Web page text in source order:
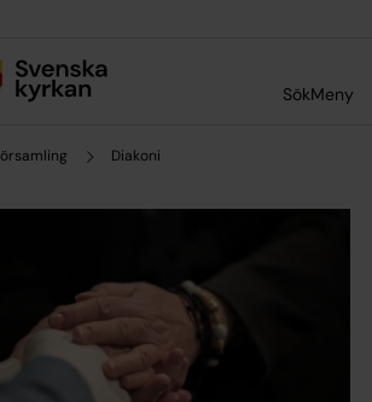
SökMeny
Diakoni